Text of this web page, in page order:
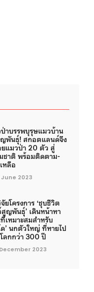
าบรรพบุรุษแมวบ้าน
พันธุ์! สกอตแลนด์จึง
แมวป่า 20 ตัว สู่
ชาติ พร้อมติดตาม-
หลือ
June 2023
ยโครงการ ‘ชุบชีวิต
ญพันธุ์’ เดินหน้าหา
เหมาะสมสำหรับ
ด’ นกตัวใหญ่ ที่หายไป
ลกกว่า 300 ปี
2023